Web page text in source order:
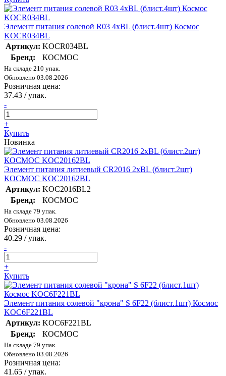
Элемент питания солевой R03 4хBL (блист.4шт) Космос
KOCR034BL
Артикул: KOCR034BL
Бренд:
КОСМОС
На складе 210 упак.
Обновлено 03.08.2026
Розничная цена:
37.43 / упак.
-
+
Купить
Новинка
Элемент питания литиевый CR2016 2хBL (блист.2шт)
КОСМОС KOC20162BL
Артикул: KOC2016BL2
Бренд:
КОСМОС
На складе 79 упак.
Обновлено 03.08.2026
Розничная цена:
40.29 / упак.
-
+
Купить
Элемент питания солевой "крона" S 6F22 (блист.1шт) Космос
KOC6F221BL
Артикул: KOC6F221BL
Бренд:
КОСМОС
На складе 79 упак.
Обновлено 03.08.2026
Розничная цена:
41.65 / упак.